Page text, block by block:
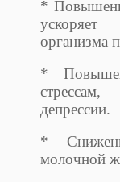
*
ускоряет
организма
*
депрессии.
*
молочной